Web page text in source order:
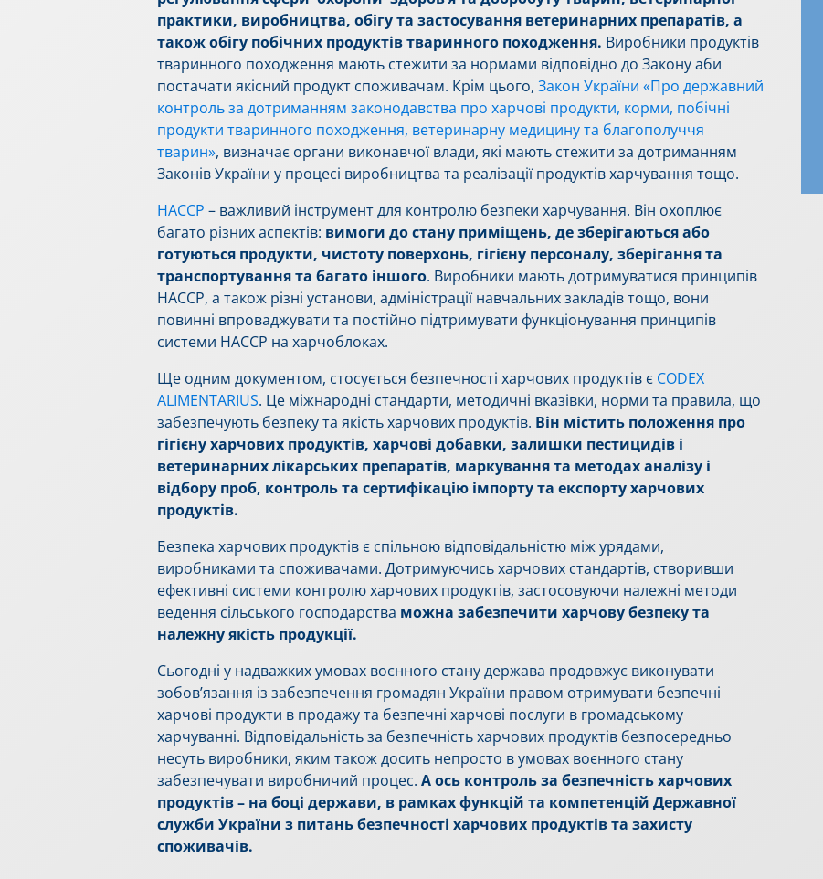
практики, виробництва, обігу та застосування ветеринарних препаратів, а
також обігу побічних продуктів тваринного походження. Виробники продуктів
тваринного походження мають стежити за нормами відповідно до Закону аби
постачати якісний продукт споживачам. Крім цього, Закон України «Про державний
контроль за дотриманням законодавства про харчові продукти, корми, побічні
продукти тваринного походження, ветеринарну медицину та благополуччя
тварин», визначає органи виконавчої влади, які мають стежити за дотриманням
Законів України у процесі виробництва та реалізації продуктів харчування тощо.
НАССР – важливий інструмент для контролю безпеки харчування. Він охоплює
багато різних аспектів: вимоги до стану приміщень, де зберігаються або
готуються продукти, чистоту поверхонь, гігієну персоналу, зберігання та
транспортування та багато іншого. Виробники мають дотримуватися принципів
НАССР, а також різні установи, адміністрації навчальних закладів тощо, вони
повинні впроваджувати та постійно підтримувати функціонування принципів
системи HACCP на харчоблоках.
Ще одним документом, стосується безпечності харчових продуктів є CODEX
ALIMENTARIUS. Це міжнародні стандарти, методичні вказівки, норми та правила, що
забезпечують безпеку та якість харчових продуктів. Він містить положення про
гігієну харчових продуктів, харчові добавки, залишки пестицидів і
ветеринарних лікарських препаратів, маркування та методах аналізу і
відбору проб, контроль та сертифікацію імпорту та експорту харчових
продуктів.
Безпека харчових продуктів є спільною відповідальністю між урядами,
виробниками та споживачами. Дотримуючись харчових стандартів, створивши
ефективні системи контролю харчових продуктів, застосовуючи належні методи
ведення сільського господарства можна забезпечити харчову безпеку та
належну якість продукції.
Сьогодні у надважких умовах воєнного стану держава продовжує виконувати
зобов’язання із забезпечення громадян України правом отримувати безпечні
харчові продукти в продажу та безпечні харчові послуги в громадському
харчуванні. Відповідальність за безпечність харчових продуктів безпосередньо
несуть виробники, яким також досить непросто в умовах воєнного стану
забезпечувати виробничий процес. А ось контроль за безпечність харчових
продуктів – на боці держави, в рамках функцій та компетенцій Державної
служби України з питань безпечності харчових продуктів та захисту
споживачів.